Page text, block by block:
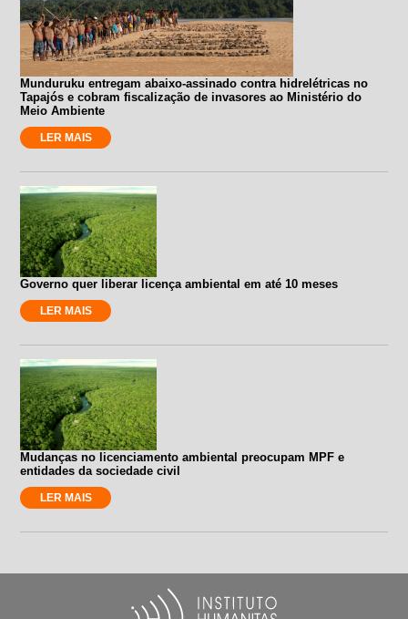
Munduruku entregam abaixo-assinado contra hidrelétricas no
Tapajós e cobram fiscalização de invasores ao Ministério do
Meio Ambiente
LER MAIS
Governo quer liberar licença ambiental em até 10 meses
LER MAIS
Mudanças no licenciamento ambiental preocupam MPF e
entidades da sociedade civil
LER MAIS